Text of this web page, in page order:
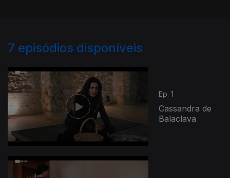
7 episódios disponíveis
Ep. 1
Cassandra de
Balaclava